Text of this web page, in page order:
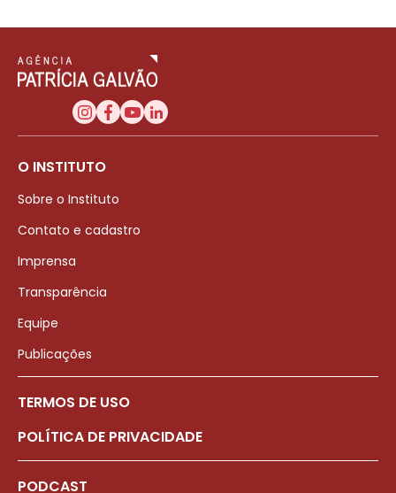
O INSTITUTO
Sobre o Instituto
Contato e cadastro
Imprensa
Transparência
Equipe
Publicações
TERMOS DE USO
POLÍTICA DE PRIVACIDADE
PODCAST